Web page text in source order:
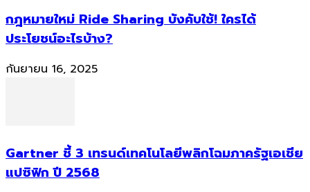
กฎหมายใหม่ Ride Sharing บังคับใช้! ใครได้
ประโยชน์อะไรบ้าง?
กันยายน 16, 2025
Gartner ชี้ 3 เทรนด์เทคโนโลยีพลิกโฉมภาครัฐเอเชีย
แปซิฟิก ปี 2568